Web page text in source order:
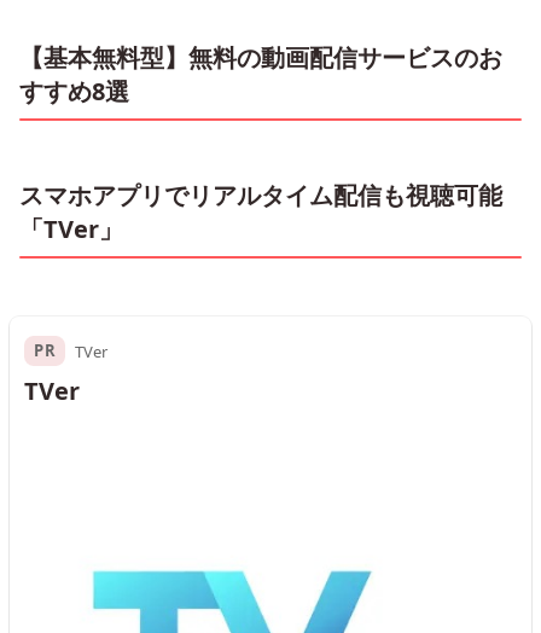
【基本無料型】無料の動画配信サービスのお
すすめ8選
スマホアプリでリアルタイム配信も視聴可能
「TVer」
PR TVer
TVer